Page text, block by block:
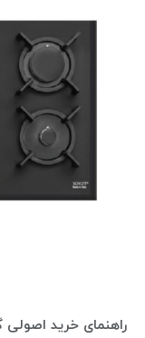
راهنمای خرید